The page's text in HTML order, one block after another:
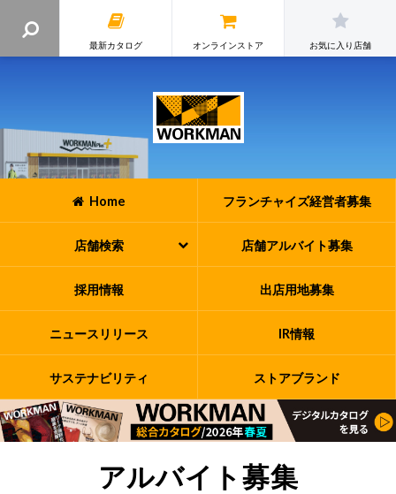
最新カタログ オンラインストア お気に入り店舗
Home フランチャイズ経営者募集
店舗検索 店舗アルバイト募集
採用情報 出店用地募集
ニュースリリース IR情報
サステナビリティ ストアブランド
アルバイト募集